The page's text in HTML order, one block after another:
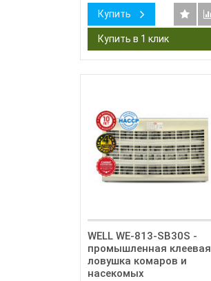
Купить
WELL WE-813-SB30S -
промышленная клеевая
ловушка комаров и
насекомых